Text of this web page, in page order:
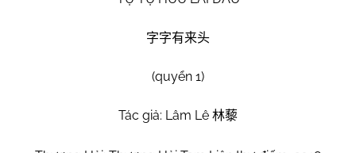
字字有来头
(quyển 1)
Tác giả: Lâm Lê 林藜